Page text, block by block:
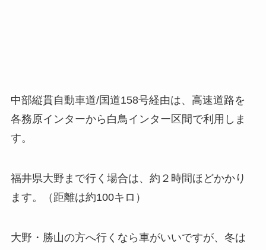
中部縦貫自動車道/国道158号経由は、高速道路を
各務原インターから白鳥インター区間で利用しま
す。
福井県大野まで行く場合は、約２時間ほどかかり
ます。（距離は約100キロ）
大野・勝山の方へ行くなら車がいいですが、冬は